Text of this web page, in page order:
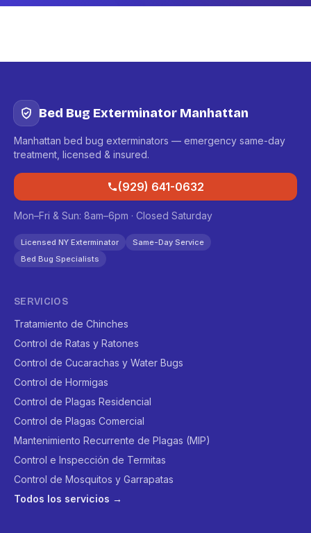
Bed Bug Exterminator Manhattan
Manhattan bed bug exterminators — emergency same-day
treatment, licensed & insured.
(929) 641-0632
Mon–Fri & Sun: 8am–6pm · Closed Saturday
Licensed NY Exterminator
Same-Day Service
Bed Bug Specialists
SERVICIOS
Tratamiento de Chinches
Control de Ratas y Ratones
Control de Cucarachas y Water Bugs
Control de Hormigas
Control de Plagas Residencial
Control de Plagas Comercial
Mantenimiento Recurrente de Plagas (MIP)
Control e Inspección de Termitas
Control de Mosquitos y Garrapatas
Todos los servicios →